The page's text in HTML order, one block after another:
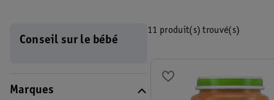
Conseil sur le bébé
Marques
11 produit(s) trouvé(s)